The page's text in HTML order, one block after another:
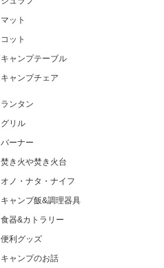
マット
コット
キャンプテーブル
キャンプチェア
ランタン
グリル
バーナー
焚き火や焚き火台
オノ・ナタ・ナイフ
キャンプ飯&調理器具
食器&カトラリー
便利グッズ
キャンプのお話